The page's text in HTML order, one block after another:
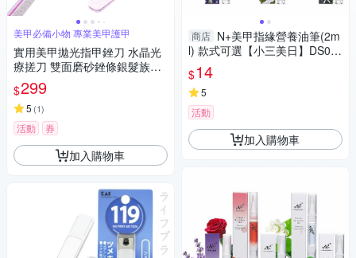
美甲必備小物 專業美甲護甲
實用美甲拋光指甲銼刀 水晶光
療搓刀 雙面磨砂銼條銀髮族護
理-超值4入 kiret
$299
5 (1)
活動 券
加入購物車
商店 N+美甲指緣營養油筆(2m
l) 款式可選【小三美日】DS02
1049
$14
5
活動
加入購物車